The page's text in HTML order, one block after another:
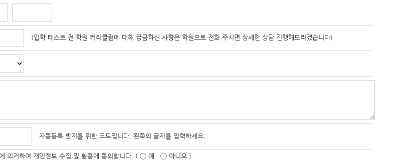
(입학 테스트 전 학원 커리큘럼에 대해 궁금하신 사항은 학원으로 전화 주시면 상세한 상담 진행해드리겠습니다)
자동등록 방지를 위한 코드입니다. 왼쪽의 글자를 입력하세요.
의거하여 개인정보 수집 및 활용에 동의합니다. ( 예 아니오 )